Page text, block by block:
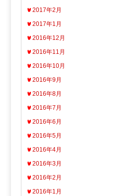
2017年2月
2017年1月
2016年12月
2016年11月
2016年10月
2016年9月
2016年8月
2016年7月
2016年6月
2016年5月
2016年4月
2016年3月
2016年2月
2016年1月